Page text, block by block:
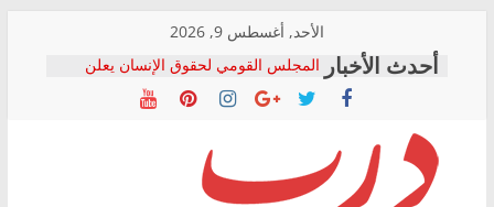
content
الأحد, أغسطس 9, 2026
المجلس القومي لحقوق الإنسان يعلن
متابعة قضية الدكتور محمد زهران.. ويؤكد:
قرينة البراءة وضمانات المحاكمة العادلة
دار الخدمات ترد على رئيس هيئة التأمينات
بعد مؤتمره الصحفي: إنكار الأزمة لا ينهي
معاناة أصحاب المعاشات.. ونطالب بكشف